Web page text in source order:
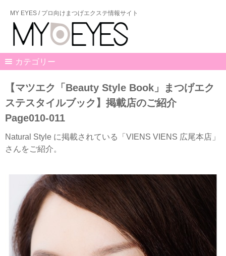
MY EYES / プロ向けまつげエクステ情報サイト
カテゴリー
【マツエク「Beauty Style Book」まつげエク
ステスタイルブック】掲載店のご紹介
Page010-011
Natural Style に掲載されている「VIENS VIENS 広尾本店」
さんをご紹介。